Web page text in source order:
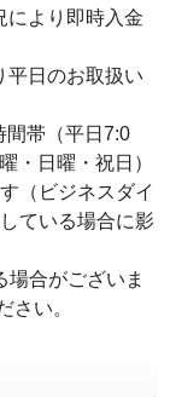
より即時入金
日のお取扱い
帯（平日7:0
・日曜・祝日）
（ビジネスダイ
ている場合に影
合がございま
さい。